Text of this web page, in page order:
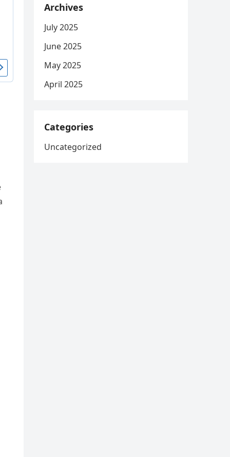
Archives
July 2025
June 2025
May 2025
April 2025
Categories
Uncategorized